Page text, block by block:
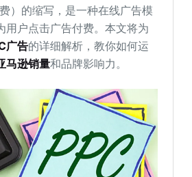
）的缩写，是一种在线广告模
用户点击广告付费。本文将为
广告的详细解析，教你如何运
马逊销量和品牌影响力。